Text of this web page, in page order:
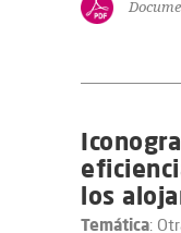
los
Temática: